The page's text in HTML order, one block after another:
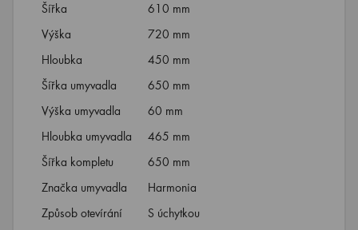
Šířka
610 mm
Výška
720 mm
Hloubka
450 mm
Šířka umyvadla
650 mm
Výška umyvadla
60 mm
Hloubka umyvadla
465 mm
Šířka kompletu
650 mm
Značka umyvadla
Harmonia
Způsob otevírání
S úchytkou